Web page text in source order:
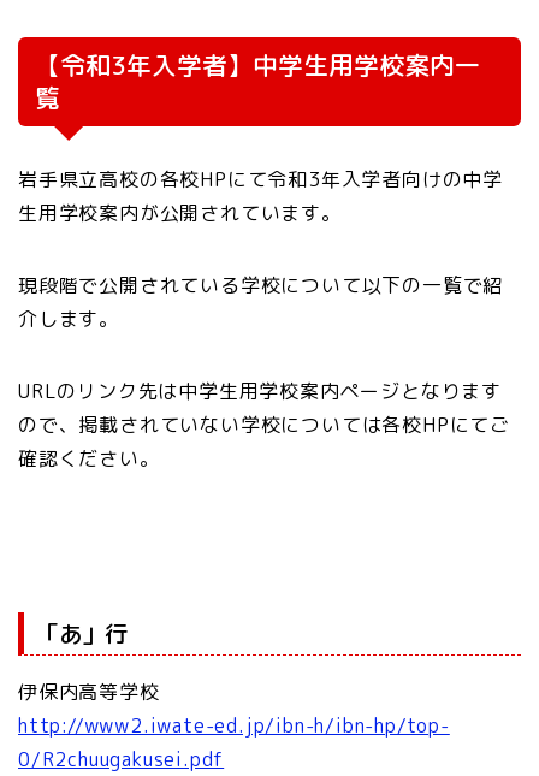
【令和3年入学者】中学生用学校案内一
覧
岩手県立高校の各校HPにて令和3年入学者向けの中学
生用学校案内が公開されています。
現段階で公開されている学校について以下の一覧で紹
介します。
URLのリンク先は中学生用学校案内ページとなります
ので、掲載されていない学校については各校HPにてご
確認ください。
「あ」行
伊保内高等学校
http://www2.iwate-ed.jp/ibn-h/ibn-hp/top-
0/R2chuugakusei.pdf